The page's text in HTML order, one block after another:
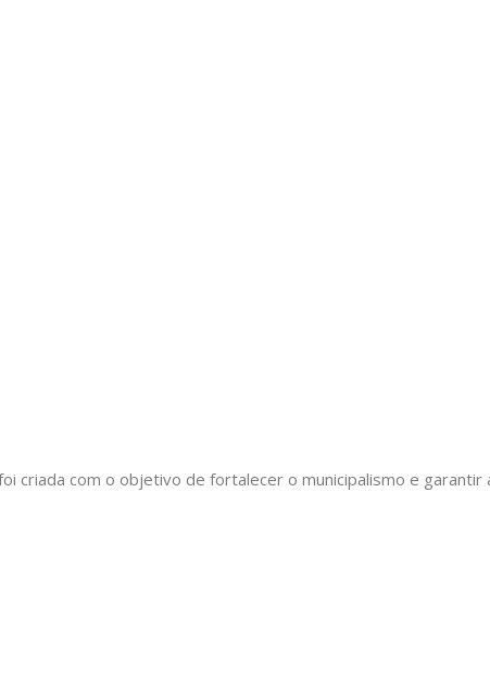
criada com o objetivo de fortalecer o municipalismo e